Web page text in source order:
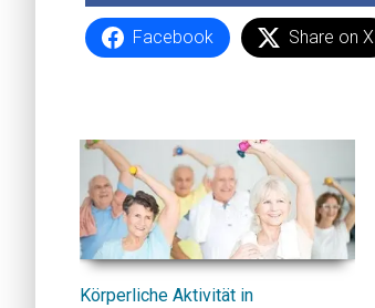
Facebook Share on X
Körperliche Aktivität in